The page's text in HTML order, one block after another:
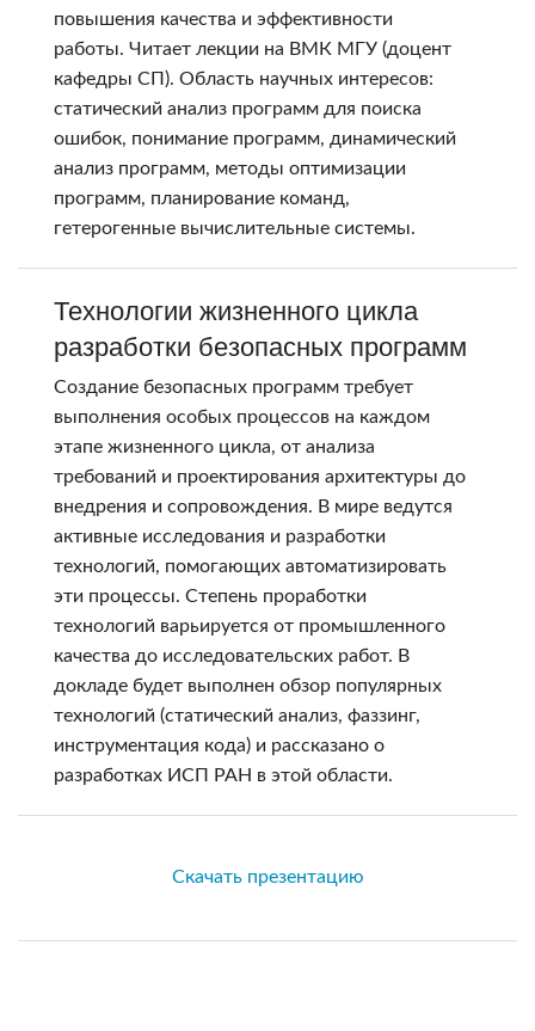
повышения качества и эффективности
работы. Читает лекции на ВМК МГУ (доцент
кафедры СП). Область научных интересов:
статический анализ программ для поиска
ошибок, понимание программ, динамический
анализ программ, методы оптимизации
программ, планирование команд,
гетерогенные вычислительные системы.
Технологии жизненного цикла
разработки безопасных программ
Создание безопасных программ требует
выполнения особых процессов на каждом
этапе жизненного цикла, от анализа
требований и проектирования архитектуры до
внедрения и сопровождения. В мире ведутся
активные исследования и разработки
технологий, помогающих автоматизировать
эти процессы. Степень проработки
технологий варьируется от промышленного
качества до исследовательских работ. В
докладе будет выполнен обзор популярных
технологий (статический анализ, фаззинг,
инструментация кода) и рассказано о
разработках ИСП РАН в этой области.
Скачать презентацию